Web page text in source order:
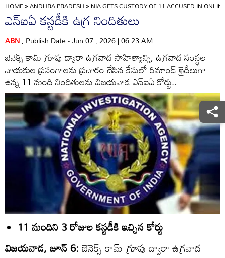
HOME»ANDHRA PRADESH»NIA GETS CUSTODY OF 11 ACCUSED IN
ఎన్‌ఐఏ కస్టడీకి ఉగ్ర నిందితులు
ABN, Publish Date - Jun 07 , 2026 | 06:23 AM
బెనెక్స్‌ కామ్‌ గ్రూపు ద్వారా ఉగ్రవాద సాహిత్యాన్ని, ఉగ్రవాద సంస్థల
నాయకుల ప్రసంగాలను ప్రచారం చేసిన కేసులో రిమాండ్‌ ఖైదీలుగా
ఉన్న 11 మంది నిందితులను విజయవాడ ఎన్‌ఐఏ కోర్టు..
11 మందిని 3 రోజుల కస్టడీకి ఇచ్చిన కోర్టు
విజయవాడ, జూన్‌ 6:బెనెక్స్‌ కామ్‌ గ్రూపు ద్వారా ఉగ్రవాద